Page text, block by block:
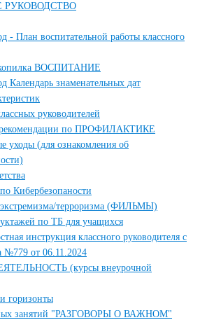
- План воспитательной работы классного
копилка ВОСПИТАНИЕ
Календарь знаменательных дат
руководителей
рекомендации по ПРОФИЛАКТИКЕ
уходы (для ознакомления об
Кибербезопаности
терроризма (ФИЛЬМЫ)
по ТБ для учащихся
инструкция классного руководителя с
№779 от 06.11.2024
(курсы внеурочной
горизонты
занятий "РАЗГОВОРЫ О ВАЖНОМ"